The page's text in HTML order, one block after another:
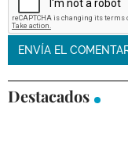
Destacados